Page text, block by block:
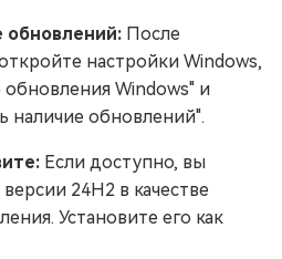
обновлений: После
настройки Windows,
Windows" и
наличие обновлений".
Если доступно, вы
24H2 в качестве
Установите его как